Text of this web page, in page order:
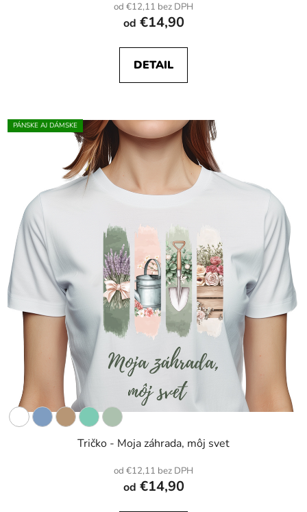
od €12,11 bez DPH
od €14,90
DETAIL
PÁNSKE AJ DÁMSKE
Tričko - Moja záhrada, môj svet
od €12,11 bez DPH
od €14,90